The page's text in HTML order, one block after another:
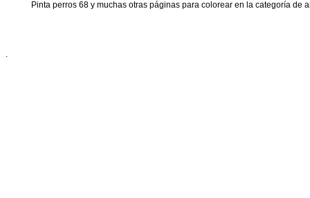
Pinta perros 68 y muchas otras páginas para colorear en la categoría de
.